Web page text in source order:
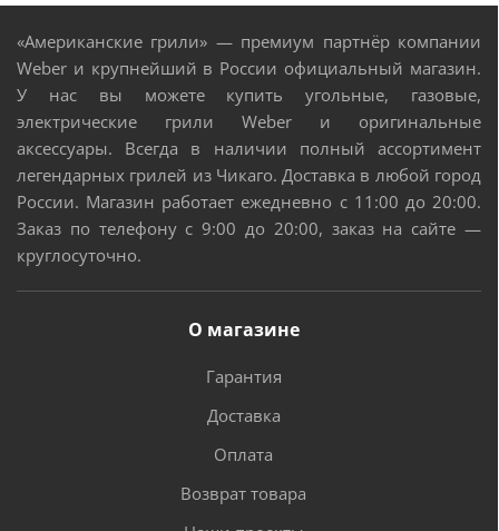
«Американские грили» — премиум партнёр компании
Weber и крупнейший в России официальный магазин.
У нас вы можете купить угольные, газовые,
электрические грили Weber и оригинальные
аксессуары. Всегда в наличии полный ассортимент
легендарных грилей из Чикаго. Доставка в любой город
России. Магазин работает ежедневно с 11:00 до 20:00.
Заказ по телефону с 9:00 до 20:00, заказ на сайте —
круглосуточно.
О магазине
Гарантия
Доставка
Оплата
Возврат товара